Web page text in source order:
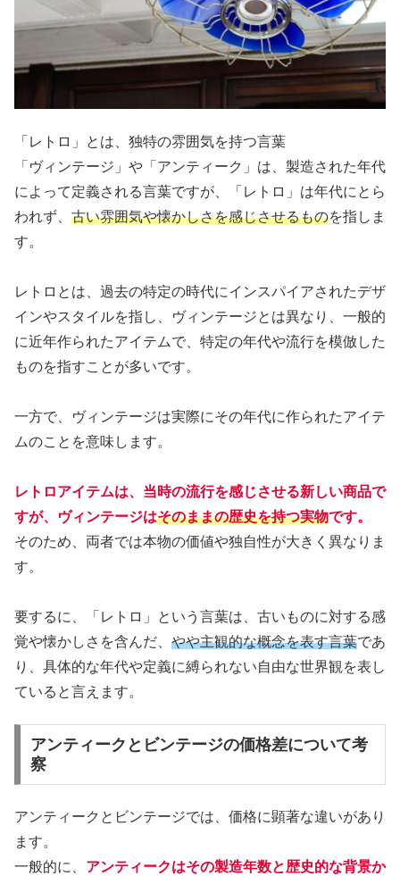
「レトロ」とは、独特の雰囲気を持つ言葉
「ヴィンテージ」や「アンティーク」は、製造された年代
によって定義される言葉ですが、「レトロ」は年代にとら
われず、 古い雰囲気や懐かしさを感じさせるものを指しま
す。
レトロとは、過去の特定の時代にインスパイアされたデザ
インやスタイルを指し、ヴィンテージとは異なり、一般的
に近年作られたアイテムで、特定の年代や流行を模倣した
ものを指すことが多いです。
一方で、ヴィンテージは実際にその年代に作られたアイテ
ムのことを意味します。
レトロアイテムは、当時の流行を感じさせる新しい商品で
すが、ヴィンテージはそのままの歴史を持つ実物です。
そのため、両者では本物の価値や独自性が大きく異なりま
す。
要するに、「レトロ」という言葉は、古いものに対する感
覚や懐かしさを含んだ、 やや主観的な概念を表す言葉であ
り、具体的な年代や定義に縛られない自由な世界観を表し
ていると言えます。
アンティークとビンテージの価格差について考
察
アンティークとビンテージでは、価格に顕著な違いがあり
ます。
一般的に、 アンティークはその製造年数と歴史的な背景か